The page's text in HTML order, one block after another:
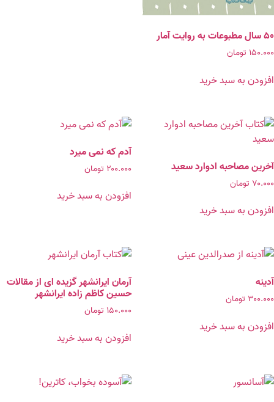
۵۰ سال مطبوعات به روایت آمار
۱۵۰.۰۰۰ تومان
افزودن به سبد خرید
آخرین مصاحبه ادوارد سعید
۷۰.۰۰۰ تومان
افزودن به سبد خرید
آدم که نمی میرد
۲۰۰.۰۰۰ تومان
افزودن به سبد خرید
آدینه
۳۰۰.۰۰۰ تومان
افزودن به سبد خرید
آرمان ایرانشهر گزیده‌ ای از مقالات
حسین‌ کاظم‌ زاده ایرانشهر
۱۵۰.۰۰۰ تومان
افزودن به سبد خرید